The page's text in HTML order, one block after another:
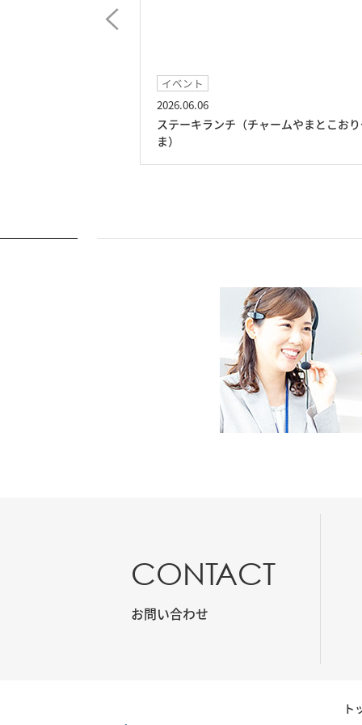
イベント
2026.06.06
ステーキランチ（チャームやまとこお
ま）
CONTACT
お問い合わせ
ト